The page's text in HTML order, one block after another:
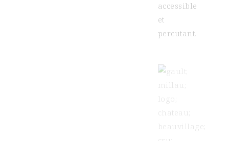
accessible
et
percutant.